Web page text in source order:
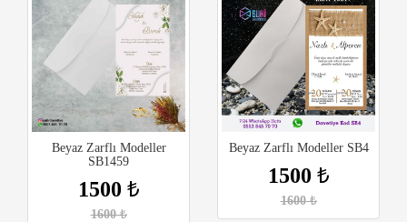
Beyaz Zarflı Modeller
SB1459
1500 ₺
1600₺
Beyaz Zarflı Modeller SB4
1500 ₺
1600₺